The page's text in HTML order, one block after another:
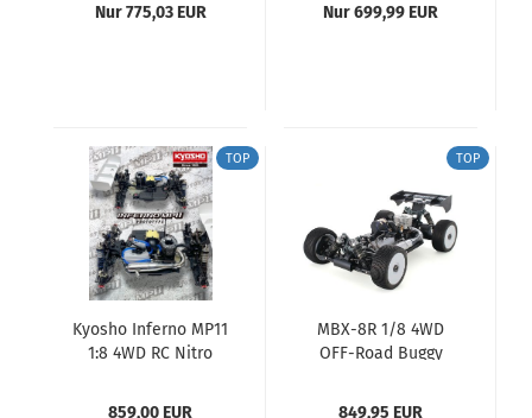
Nur 775,03 EUR
Nur 699,99 EUR
TOP
Kyosho Inferno MP11
1:8 4WD RC Nitro
859,00 EUR
TOP
MBX-8R 1/8 4WD
OFF-Road Buggy
849,95 EUR